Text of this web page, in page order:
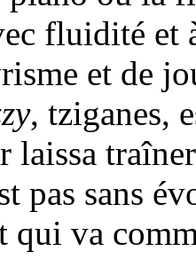
fluidité et
et de
, tziganes,
laissa traîner
pas sans
qui va